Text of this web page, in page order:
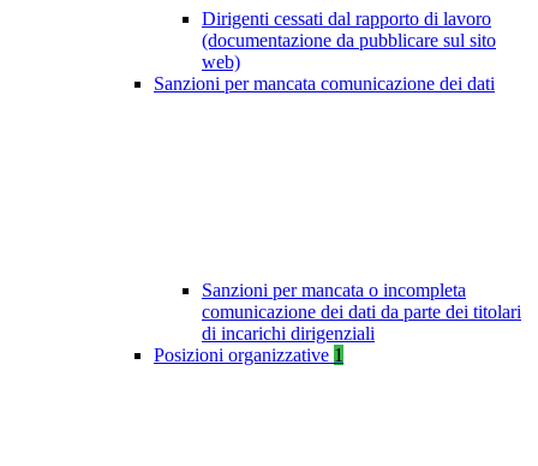
Dirigenti cessati dal rapporto di lavoro
(documentazione da pubblicare sul sito
web)
Sanzioni per mancata comunicazione dei dati
Sanzioni per mancata o incompleta
comunicazione dei dati da parte dei titolari
di incarichi dirigenziali
Posizioni organizzative 1